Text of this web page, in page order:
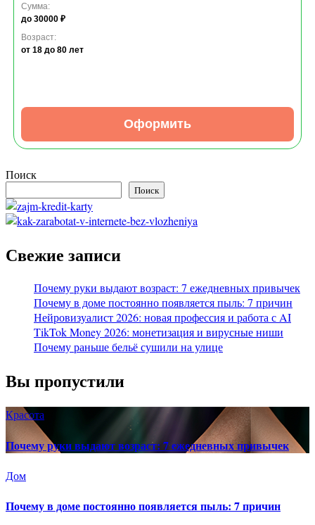
Сумма:
до 30000 ₽
Возраст:
от 18 до 80 лет
Оформить
Поиск
Поиск
Свежие записи
Почему руки выдают возраст: 7 ежедневных привычек
Почему в доме постоянно появляется пыль: 7 причин
Нейровизуалист 2026: новая профессия и работа с AI
TikTok Money 2026: монетизация и вирусные ниши
Почему раньше бельё сушили на улице
Вы пропустили
Красота
Почему руки выдают возраст: 7 ежедневных привычек
Дом
Почему в доме постоянно появляется пыль: 7 причин